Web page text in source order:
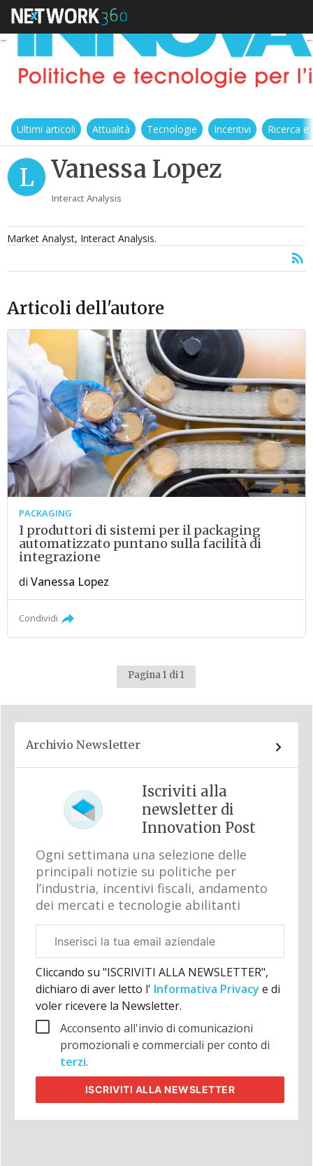
Ultimi articoli Attualità Tecnologie Incentivi Ricerca
L Vanessa Lopez
Interact Analysis
Market Analyst, Interact Analysis.
Articoli dell'autore
PACKAGING
I produttori di sistemi per il packaging
automatizzato puntano sulla facilità di
integrazione
diVanessa Lopez
Condividi
Pagina 1 di 1
Archivio Newsletter
Iscriviti alla
newsletter di
Innovation Post
Ogni settimana una selezione delle
principali notizie su politiche per
l’industria, incentivi fiscali, andamento
dei mercati e tecnologie abilitanti
aziendale
Cliccando su "ISCRIVITI ALLA NEWSLETTER",
dichiaro di aver letto l' Informativa Privacy e di
voler ricevere la Newsletter.
Acconsento all'invio di comunicazioni
promozionali e commerciali per conto di
terzi.
ISCRIVITI ALLA NEWSLETTER